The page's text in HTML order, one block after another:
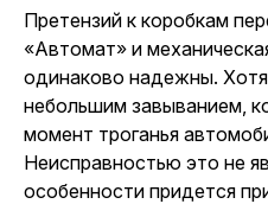
Претензий к коробкам
«Автомат» и
одинаково надежны.
небольшим завыванием,
момент троганья
Неисправностью это не
особенности придется